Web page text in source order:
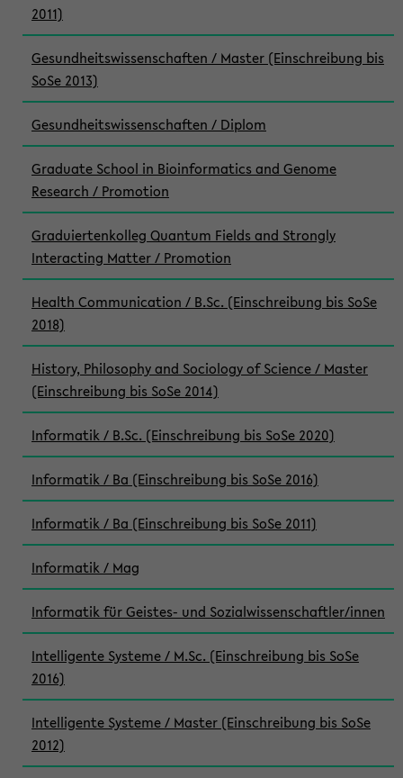
2011)
Gesundheitswissenschaften / Master (Einschreibung bis
SoSe 2013)
Gesundheitswissenschaften / Diplom
Graduate School in Bioinformatics and Genome
Research / Promotion
Graduiertenkolleg Quantum Fields and Strongly
Interacting Matter / Promotion
Health Communication / B.Sc. (Einschreibung bis SoSe
2018)
History, Philosophy and Sociology of Science / Master
(Einschreibung bis SoSe 2014)
Informatik / B.Sc. (Einschreibung bis SoSe 2020)
Informatik / Ba (Einschreibung bis SoSe 2016)
Informatik / Ba (Einschreibung bis SoSe 2011)
Informatik / Mag
Informatik für Geistes- und Sozialwissenschaftler/innen
Intelligente Systeme / M.Sc. (Einschreibung bis SoSe
2016)
Intelligente Systeme / Master (Einschreibung bis SoSe
2012)